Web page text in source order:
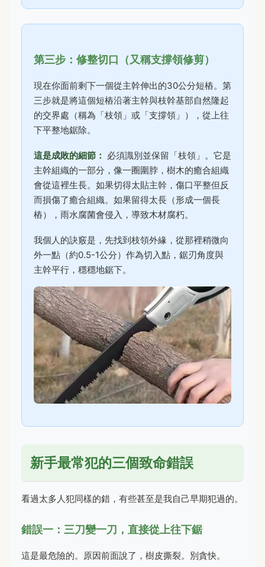
第三步：修整切口（又稱支撐領修剪）
現在你面前剩下一個從主幹伸出的30公分短樁。第
三步就是將這個短樁沿著主幹與枝幹基部自然隆起
的交界處（稱為「枝領」或「支撐領」），從上往
下平整地鋸除。
這是成敗的細節： 必須識別並保留「枝領」。它是
主幹組織的一部分，像一圈圍脖，樹木的癒合組織
會從這裡生長。如果切得太貼主幹，傷口平整但反
而損傷了癒合組織。如果留得太長（形成一個長
樁），雨水腐菌會侵入，導致木材腐朽。
我個人的訣竅是，先找到枝領外緣，從那裡稍微向
外一點（約0.5-1公分）作為切入點，鋸刃角度與
主幹平行，穩穩地鋸下。
新手最常犯的三個致命錯誤
看過太多人犯同樣的錯，有些甚至是我自己早期犯過的。
錯誤一：三刀變一刀，直接從上往下鋸
這是最危險的。原因前面說了，樹皮撕裂。別貪快。